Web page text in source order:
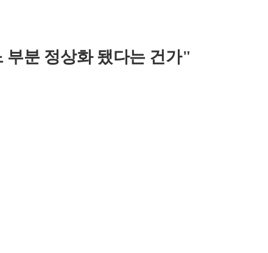
분 정상화 됐다는 건가"